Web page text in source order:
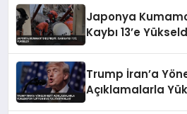
Japonya
Kaybı 13’e
Trump İran’a
Açıklamalarla